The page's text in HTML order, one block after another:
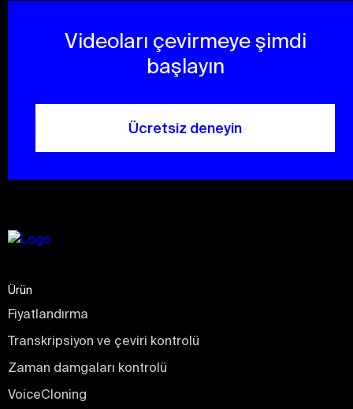
Videoları çevirmeye şimdi
başlayın
Ücretsiz deneyin
Ürün
Fiyatlandırma
Transkripsiyon ve çeviri kontrolü
Zaman damgaları kontrolü
VoiceCloning